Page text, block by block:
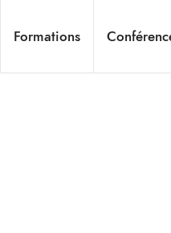
Formations